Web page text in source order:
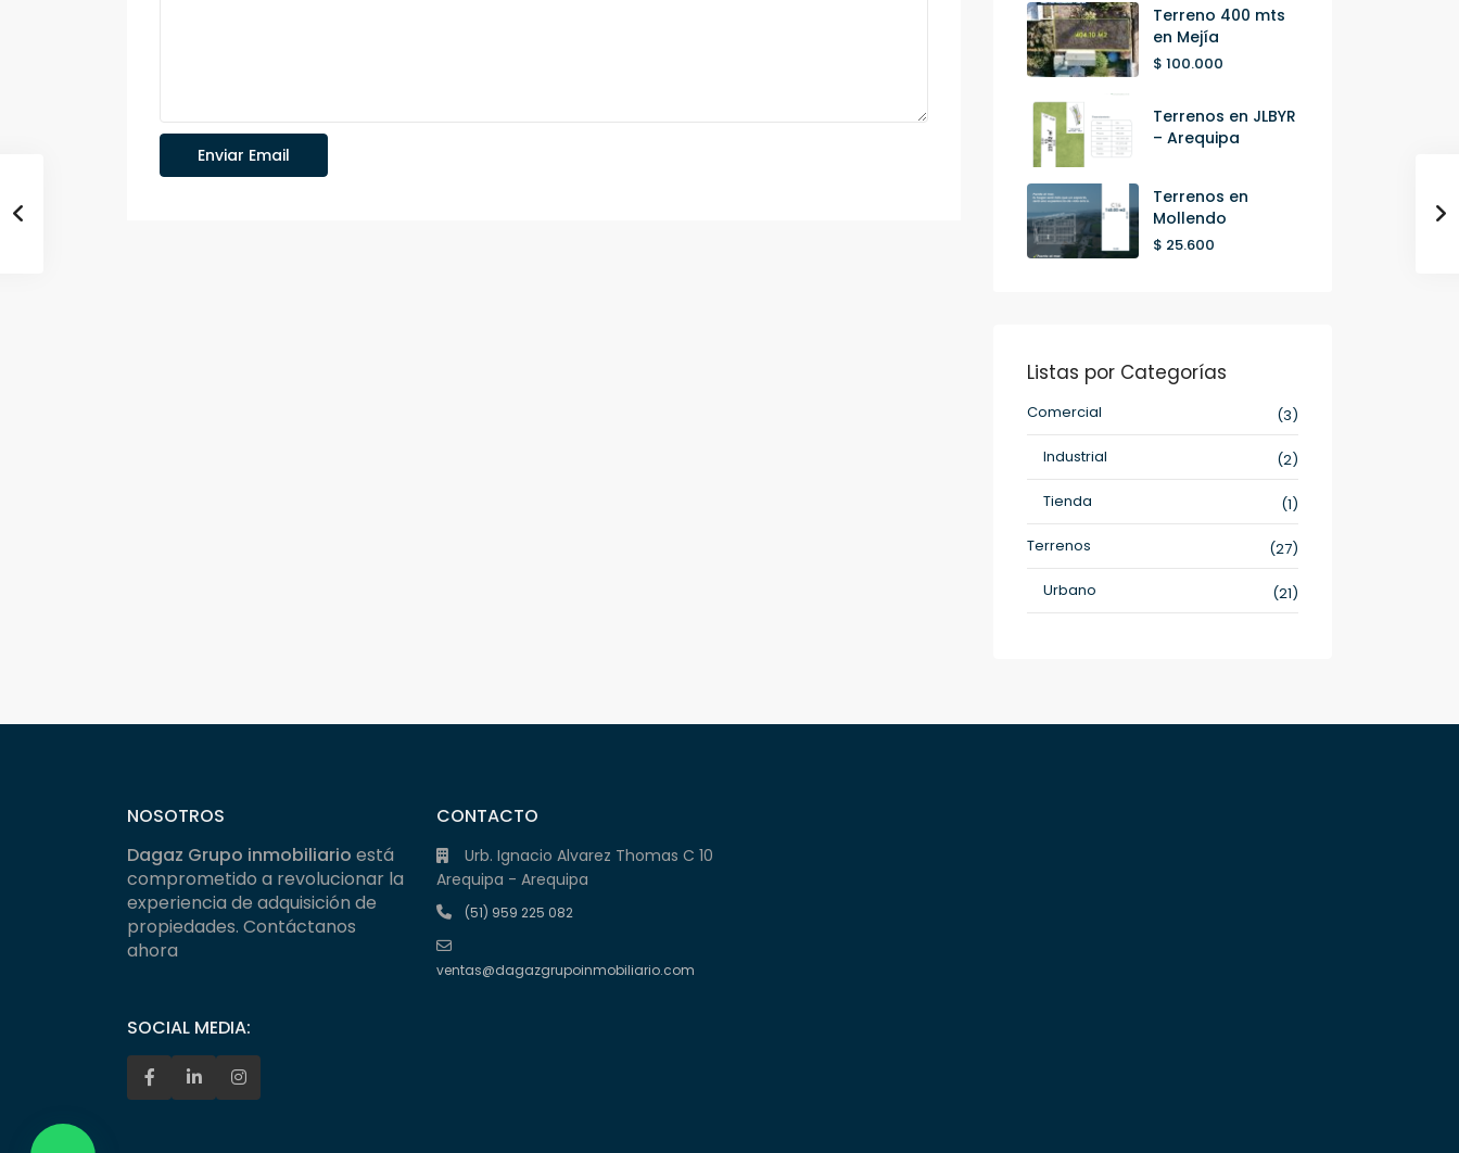
Terreno 400 mts
en Mejía
$ 100.000
Terrenos en JLBYR
– Arequipa
Terrenos en
Mollendo
$ 25.600
Listas por Categorías
Comercial
(3)
Industrial
(2)
Tienda
(1)
Terrenos
(27)
Urbano
(21)
NOSOTROS
Dagaz Grupo inmobiliario está
comprometido a revolucionar la
experiencia de adquisición de
propiedades. Contáctanos
ahora
SOCIAL MEDIA:
CONTACTO
Urb. Ignacio Alvarez Thomas C 10
Arequipa - Arequipa
(51) 959 225 082
ventas@dagazgrupoinmobiliario.com